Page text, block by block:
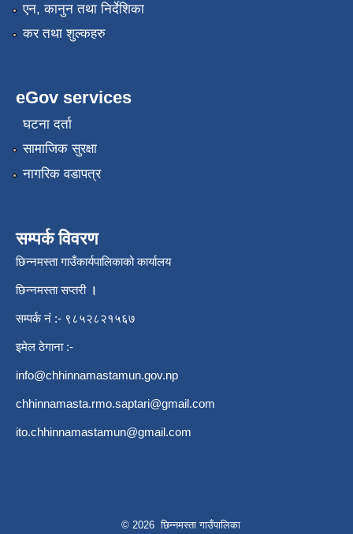
एन, कानुन तथा निर्देशिका
कर तथा शुल्कहरु
eGov services
घटना दर्ता
सामाजिक सुरक्षा
नागरिक वडापत्र
सम्पर्क विवरण
छिन्नमस्ता गाउँकार्यपालिकाको कार्यालय
छिन्नमस्ता सप्तरी ।
सम्पर्क नं :- ९८५२८२१५६७
इमेल ठेगाना :-
info@chhinnamastamun.gov.np
chhinnamasta.rmo.saptari@gmail.com
ito.chhinnamastamun@gmail.com
© 2026 छिन्नमस्ता गाउँपालिका